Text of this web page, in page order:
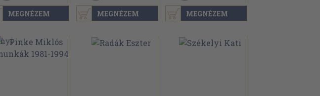
MEGNÉZEM MEGNÉZEM MEGNÉZEM